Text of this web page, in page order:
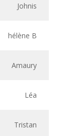
Johnis
hélène B
Amaury
Léa
Tristan